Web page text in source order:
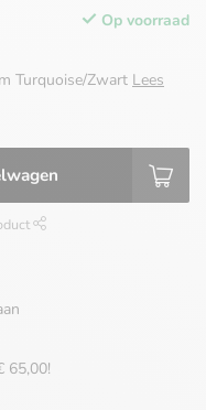
Op voorraad
Turquoise/Zwart Lees
65,00!